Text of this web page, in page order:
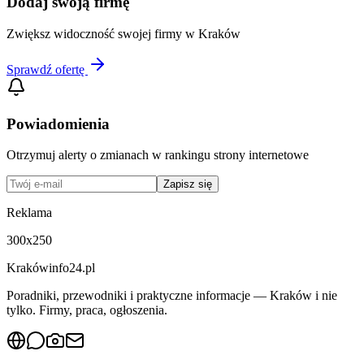
Zwiększ widoczność swojej firmy w Kraków
Sprawdź ofertę
Powiadomienia
Otrzymuj alerty o zmianach w rankingu strony internetowe
Zapisz się
Reklama
300x250
Krakówinfo24.pl
Poradniki, przewodniki i praktyczne informacje — Kraków i nie
tylko. Firmy, praca, ogłoszenia.